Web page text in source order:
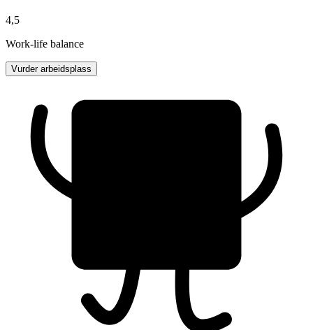
4,5
Work-life balance
Vurder arbeidsplass